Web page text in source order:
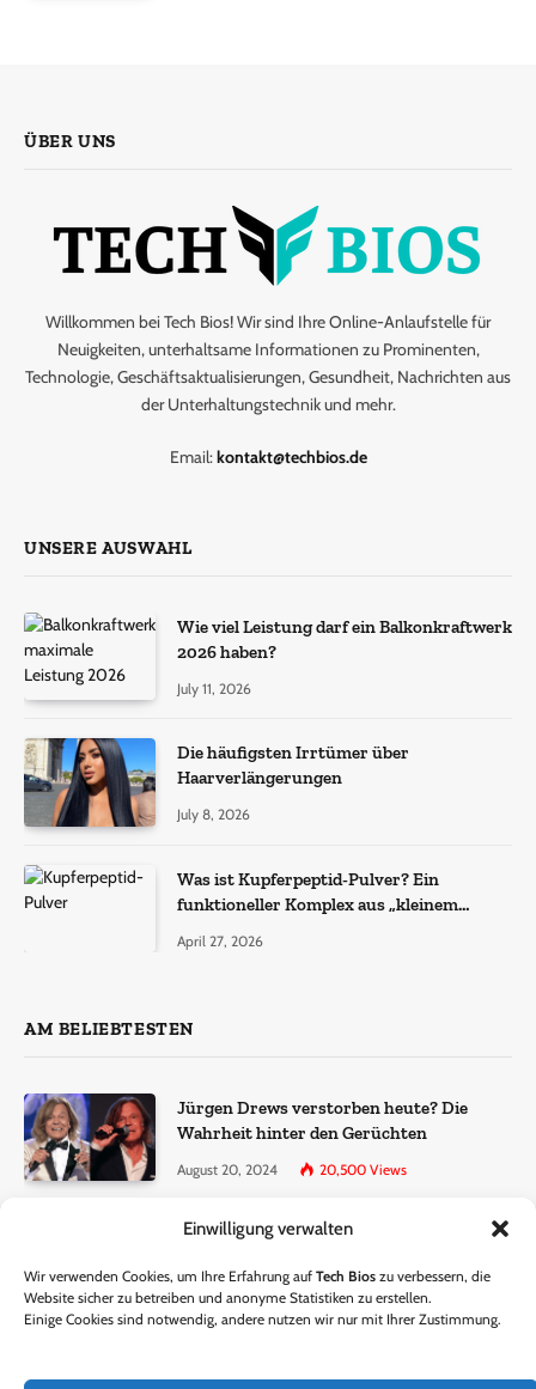
Einwilligung verwalten
Wir verwenden Cookies, um Ihre Erfahrung auf Tech Bios zu verbessern, die
Website sicher zu betreiben und anonyme Statistiken zu erstellen.
Einige Cookies sind notwendig, andere nutzen wir nur mit Ihrer Zustimmung.
ÜBER UNS
Willkommen bei Tech Bios! Wir sind Ihre Online-Anlaufstelle für
Neuigkeiten, unterhaltsame Informationen zu Prominenten,
Technologie, Geschäftsaktualisierungen, Gesundheit, Nachrichten aus
der Unterhaltungstechnik und mehr.
Email:kontakt@techbios.de
UNSERE AUSWAHL
Wie viel Leistung darf ein Balkonkraftwerk
2026 haben?
July 11, 2026
Die häufigsten Irrtümer über
Haarverlängerungen
July 8, 2026
Was ist Kupferpeptid-Pulver? Ein
funktioneller Komplex aus „kleinem
April 27, 2026
AM BELIEBTESTEN
Jürgen Drews verstorben heute? Die
Wahrheit hinter den Gerüchten
August 20, 2024 20,500 Views
Ralf Dammasch Traueranzeige:
June 26, 2024 13,285Views